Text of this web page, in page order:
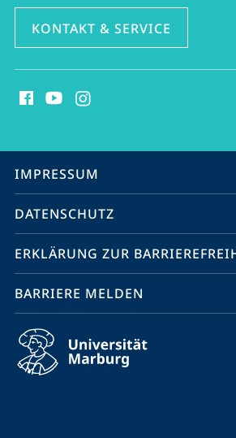
KONTAKT & SERVICE
Media
Service-
Navigation
IMPRESSUM
DATENSCHUTZ
ERKLÄRUNG ZUR
BARRIERE MELDEN